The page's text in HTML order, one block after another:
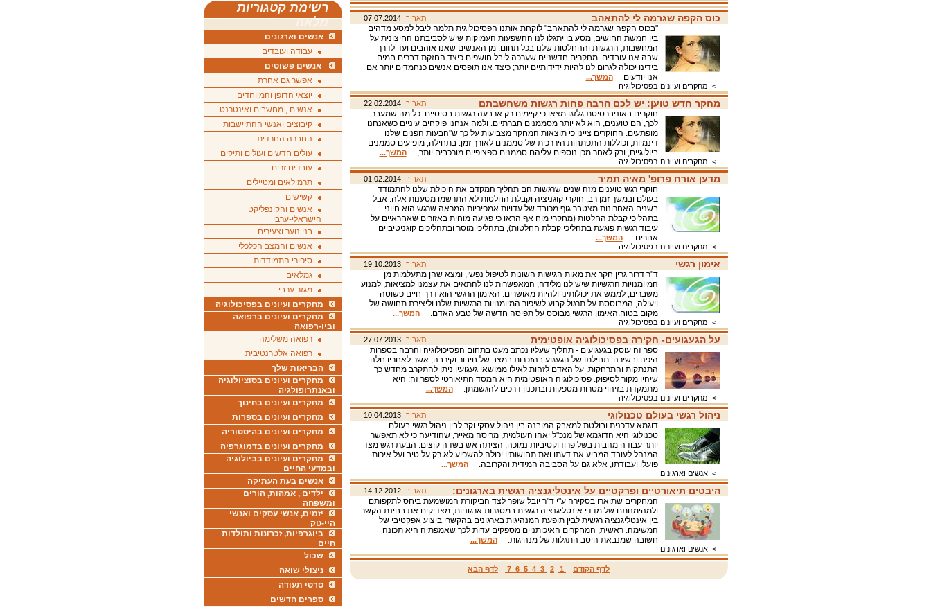
כוס הקפה שגרמה לי להתאהב תאריך: 07.07.2014
"בכוס הקפה שגרמה לי להתאהב" לוקחת אותנו הפסיכולוגית תלמה ליבל למסע מדהים
בין חמשת החושים, מסע בו יתגלו לנו ההשפעות העמוקות שיש לסביבתנו החיצונית על
המחשבות, הרגשות וההחלטות שלנו בכל תחום: מן האנשים שאנו אוהבים ועד לדרך
שבה אנו עובדים. מחקרים חדשניים שערכה ליבל חושפים כיצד החזקת דברים חמים
בידינו יכולה לגרום לנו להיות ידידותיים יותר; כיצד אנו תופסים אנשים כנחמדים יותר אם
אנו יודעיםהמשך...
> מחקרים ועיונים בפסיכולוגיה
מחקר חדש טוען: יש לכם הרבה פחות רגשות משחשבתם תאריך: 22.02.2014
חוקרים באוניברסיטת גלזגו מצאו כי קיימים רק ארבעה רגשות בסיסיים. כל מה שמעבר
לכך, הם טוענים, הוא לא יותר מסממנים חברתיים. ולמה אנחנו פוקחים עיניים כשאנחנו
מופתעים. החוקרים ציינו כי תוצאות המחקר מצביעות על כך ש"הבעות הפנים שלנו
דינמיות, וכוללות התפתחות היררכית של סממנים לאורך זמן. בתחילה, מופיעים סממנים
ביולוגיים, ורק לאחר מכן נוספים עליהם סממנים ספציפיים מורכבים יותר,המשך...
> מחקרים ועיונים בפסיכולוגיה
מדען אורח פרופ' מאיה תמיר תאריך: 01.02.2014
חוקרי רגש טוענים מזה שנים שרגשות הם תהליך המקדם את היכולת שלנו להתמודד
בעולם ובמשך זמן רב, חוקרי קוגניציה וקבלת החלטות לא התרשמו מטענות אלה. אבל
בשנים האחרונות מצטבר גוף מכובד של עדויות אמפיריות המראה שרגש הוא חיוני
בתהליכי קבלת החלטות (מחקרי מוח אף הראו כי פגיעה מוחית באזורים שאחראיים על
עיבוד רגשות פוגעת בתהליכי קבלת החלטות), בתהליכי מוסר ובתהליכים קוגניטיביים
אחרים.המשך...
> מחקרים ועיונים בפסיכולוגיה
אימון רגשי תאריך: 19.10.2013
ד"ר דרור גרין חקר את מאות הגישות השונות לטיפול נפשי, ומצא שהן מתעלמות מן
המיומנויות הרגשיות שיש לנו מלידה, המאפשרות לנו להתאים את עצמנו למציאות, למנוע
משברים, לממש את יכולותינו ולהיות מאושרים. האימון הרגשי הוא דרך-חיים פשוטה
ויעילה, המבוססת על תרגול קבוע לשיפור המיומנויות הרגשיות שלנו וליצירת תחושה של
מקום בטוח.האימון הרגשי מבוסס על תפיסה חדשה של טבע האדם.המשך...
> מחקרים ועיונים בפסיכולוגיה
על הגעגועים- חקירה בפסיכולוגיה אופטימית תאריך: 27.07.2013
ספר זה עוסק בגעגועים - תהליך שעליו נכתב מעט בתחום הפסיכולוגיה והרבה בספרות
היפה ובשירה. תחילתו של הגעגוע בהזכרות במצב של חיבור וקירבה, אשר לאחריו חלה
התנתקות והתרחקות. על האדם לזהות לאילו ממושאי געגועיו ניתן להתקרב מחדש כך
שיהיו מקור לסיפוק. פסיכולוגיה האופטימית היא המסד התיאורטי לספר זה; היא
מתמקדת בזיהוי מטרות מספקות ובתכנון דרכים להגשמתן.המשך...
> מחקרים ועיונים בפסיכולוגיה
ניהול רגשי בעולם טכנולוגי תאריך: 10.04.2013
דוגמא עדכנית ובולטת למאבק המובנה בין ניהול עסקי וקר לבין ניהול רגשי בעולם
טכנולוגי היא הדוגמא של מנכ"ל יאהו העולמית, מריסה מאייר, שהודיעה כי לא תאפשר
יותר עבודה מהבית בשל פרודוקטיביות נמוכה, הציתה אש בשדה קוצים. הבעת רגש מצד
המנהל לעובד המביע את דעתו ואת תחושותיו יכולה להשפיע לא רק על טיב ועל איכות
פועלו ועבודתו, אלא גם על הסביבה המידית והקרובה.המשך...
>אנשים וארגונים
היבטים תיאורטיים ופרקטיים על אינטליגנציה רגשית בארגונים: תאריך: 14.12.2012
המחקרים שתוארו בסקירה ע"י ד"ר יובל שופר לצד הביקורת המושמעת ביחס לתקפותם
ולמהימנותם של מדדי אינטליגנציה רגשית במסגרות ארגוניות, מצדיקים את בחינת הקשר
בין אינטליגנציה רגשית לבין תופעת המנהיגות בארגונים בהקשרי ביצוע אפקטיבי של
המשימה. ראשית, המחקרים האיכותניים מספקים עדות לכך שאמפתיה היא תכונה
חשובה שמנבאת היטב התגלות של מנהיגות.המשך...
>אנשים וארגונים
לדף הקודם 1
2
3
4
5
6
7 לדף הבא
רשימת קטגוריות
מלאה
אנשים וארגונים
עבודה ועובדים
אנשים פשוטים
אפשר גם אחרת
יוצאי הדופן והמיוחדים
אנשים , מחשבים ואינטרנט
קיבוצים ואנשי ההתיישבות
החברה החרדית
עולים חדשים ועולים ותיקים
עובדים זרים
תרמילאים ומטיילים
קשישים
אנשים והקונפליקט
הישראלי-ערבי
בני נוער וצעירים
אנשים והמצב הכלכלי
סיפורי התמודדות
גמלאים
מגזר ערבי
מחקרים ועיונים בפסיכולוגיה
מחקרים ועיונים ברפואה
וביו-רפואה
רפואה משלימה
רפואה אלטרנטיבית
הבריאות שלך
מחקרים ועיונים בסוציולוגיה
ובאנתרופולגיה
מחקרים ועיונים בחינוך
מחקרים ועיונים בספרות
מחקרים ועיונים בהיסטוריה
מחקרים ועיונים בדמוגרפיה
מחקרים ועיונים בביולוגיה
ובמדעי החיים
אנשים בעת העתיקה
ילדים , אמהות, הורים
ומשפחה
יזמים, אנשי עסקים ואנשי
היי-טק
ביוגרפיות, זכרונות ותולדות
חיים
שכול
ניצולי שואה
סרטי תעודה
ספרים חדשים